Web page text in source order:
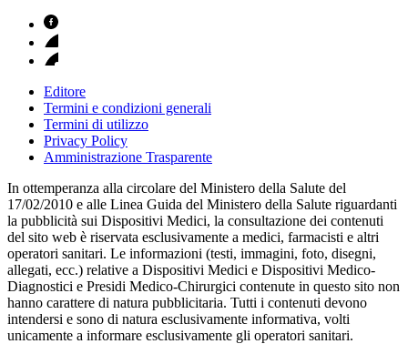
Editore
Termini e condizioni generali
Termini di utilizzo
Privacy Policy
Amministrazione Trasparente
In ottemperanza alla circolare del Ministero della Salute del
17/02/2010 e alle Linea Guida del Ministero della Salute riguardanti
la pubblicità sui Dispositivi Medici, la consultazione dei contenuti
del sito web è riservata esclusivamente a medici, farmacisti e altri
operatori sanitari. Le informazioni (testi, immagini, foto, disegni,
allegati, ecc.) relative a Dispositivi Medici e Dispositivi Medico-
Diagnostici e Presidi Medico-Chirurgici contenute in questo sito non
hanno carattere di natura pubblicitaria. Tutti i contenuti devono
intendersi e sono di natura esclusivamente informativa, volti
unicamente a informare esclusivamente gli operatori sanitari.